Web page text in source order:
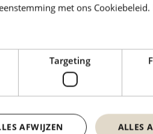
met ons Cookiebeleid.
Targeting
ALLES
AFWIJZEN